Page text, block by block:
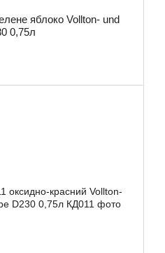
яблоко Vollton- und
0,75л